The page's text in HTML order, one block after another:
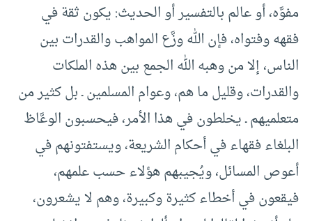
مفوَّه، أو عالم بالتفسير أو الحديث: يكون ثقة في
فقهه وفتواه، فإن الله وزَّع المواهب والقدرات بين
الناس، إلا من وهبه الله الجمع بين هذه الملكات
والقدرات، وقليل ما هم، وعوام المسلمين ـ بل كثير من
متعلميهم ـ يخلطون في هذا الأمر، فيحسبون الوعَّاظ
البلغاء فقهاء في أحكام الشريعة، ويستفتونهم في
أعوص المسائل، ويُجيبهم هؤلاء حسب علمهم،
فيقعون في أخطاء كثيرة وكبيرة، وهم لا يشعرون،